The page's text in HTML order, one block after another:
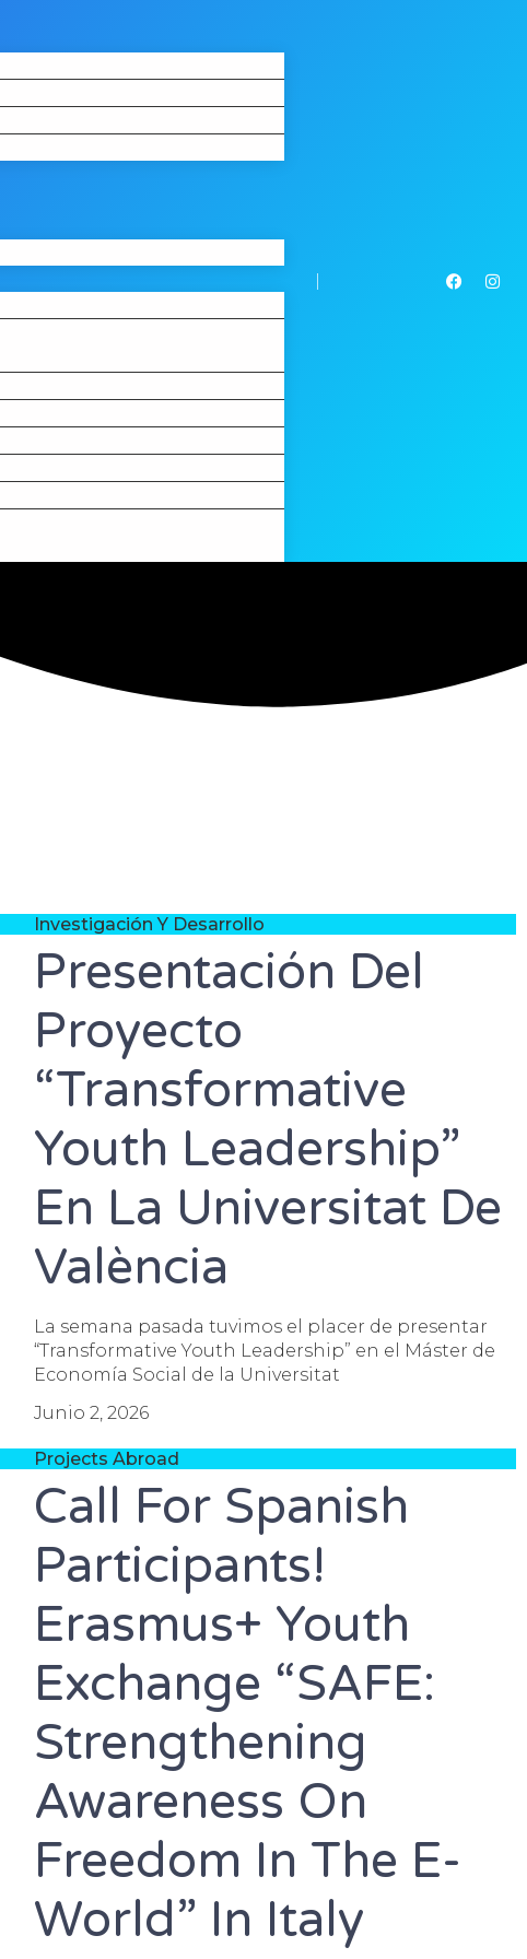
Investigación Y Desarrollo
Presentación Del
Proyecto
“Transformative
Youth Leadership”
En La Universitat De
València
La semana pasada tuvimos el placer de presentar
“Transformative Youth Leadership” en el Máster de
Economía Social de la Universitat
Junio 2, 2026
Projects Abroad
Call For Spanish
Participants!
Erasmus+ Youth
Exchange “SAFE:
Strengthening
Awareness On
Freedom In The E-
World” In Italy